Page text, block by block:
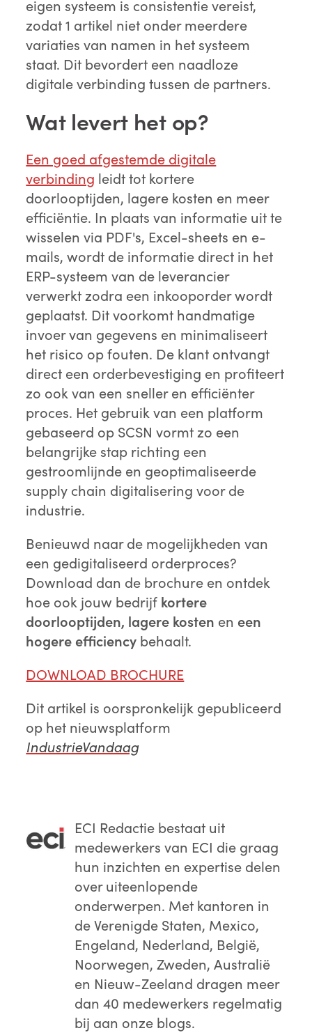
eigen systeem is consistentie vereist,
zodat 1 artikel niet onder meerdere
variaties van namen in het systeem
staat. Dit bevordert een naadloze
digitale verbinding tussen de partners.
Wat levert het op?
Een goed afgestemde digitale
verbinding leidt tot kortere
doorlooptijden, lagere kosten en meer
efficiëntie. In plaats van informatie uit te
wisselen via PDF's, Excel-sheets en e-
mails, wordt de informatie direct in het
ERP-systeem van de leverancier
verwerkt zodra een inkooporder wordt
geplaatst. Dit voorkomt handmatige
invoer van gegevens en minimaliseert
het risico op fouten. De klant ontvangt
direct een orderbevestiging en profiteert
zo ook van een sneller en efficiënter
proces. Het gebruik van een platform
gebaseerd op SCSN vormt zo een
belangrijke stap richting een
gestroomlijnde en geoptimaliseerde
supply chain digitalisering voor de
industrie.
Benieuwd naar de mogelijkheden van
een gedigitaliseerd orderproces?
Download dan de brochure en ontdek
hoe ook jouw bedrijf kortere
doorlooptijden, lagere kosten en een
hogere efficiency behaalt.
DOWNLOAD BROCHURE
Dit artikel is oorspronkelijk gepubliceerd
op het nieuwsplatform
IndustrieVandaag
ECI Redactie bestaat uit
medewerkers van ECI die graag
hun inzichten en expertise delen
over uiteenlopende
onderwerpen. Met kantoren in
de Verenigde Staten, Mexico,
Engeland, Nederland, België,
Noorwegen, Zweden, Australië
en Nieuw-Zeeland dragen meer
dan 40 medewerkers regelmatig
bij aan onze blogs.